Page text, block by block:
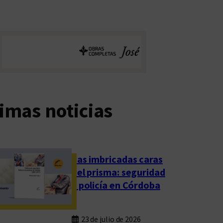
noticias
Las imbricadas caras
del prisma: seguridad
y policía en Córdoba
23 de julio de 2026